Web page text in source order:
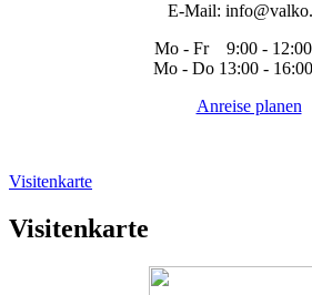
E-Mail:
Mo - Fr 9:00 -
Mo - Do 13:00 -
Anreise planen
Visitenkarte
Visitenkarte